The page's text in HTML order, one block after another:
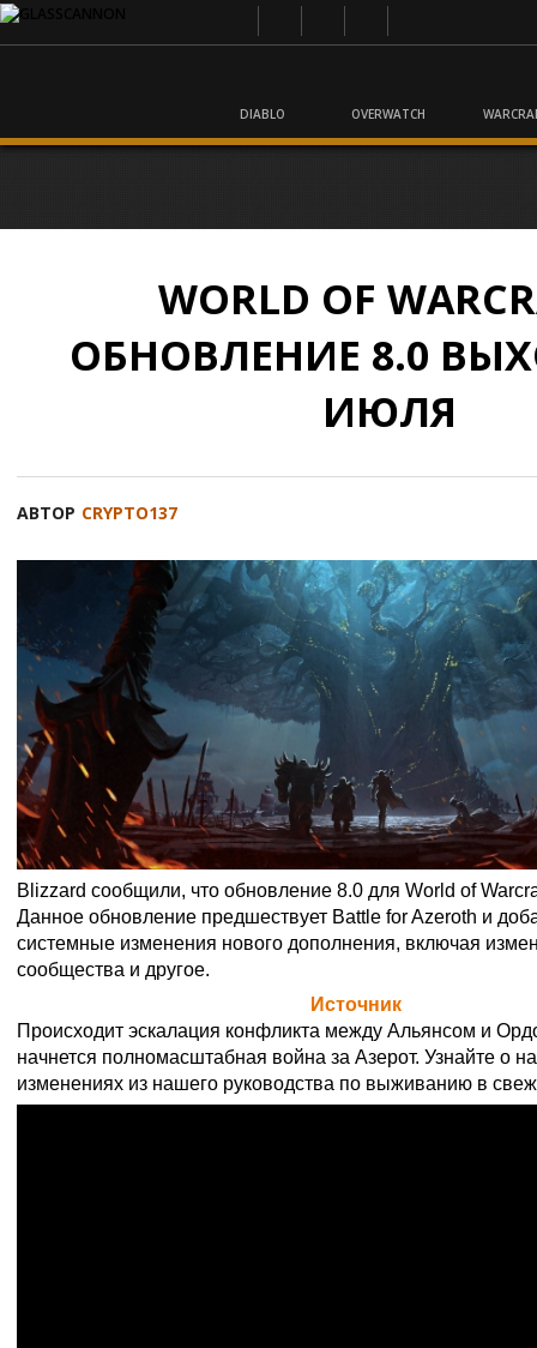
DIABLO OVERWATCH
WORLD OF
ОБНОВЛЕНИЕ 8.0
ИЮЛЯ
АВТОР CRYPTO137
Blizzard сообщили, что обновление 8.0 для World of
Данное обновление предшествует Battle for Azeroth и
системные изменения нового дополнения, включая
сообщества и другое.
Источник
Происходит эскалация конфликта между Альянсом и
начнется полномасштабная война за Азерот. Узнайте о
изменениях из нашего руководства по выживанию в